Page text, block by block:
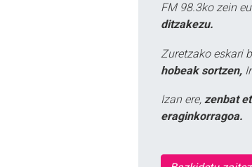
FM 98.3ko zein
ditzakezu.
Zuretzako eskari
hobeak sortzen,
Izan ere, zenbat
eraginkorragoa.